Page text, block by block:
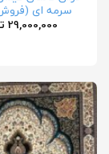
سرمه ای
29,000,000